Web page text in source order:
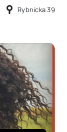
Rybnicka 39